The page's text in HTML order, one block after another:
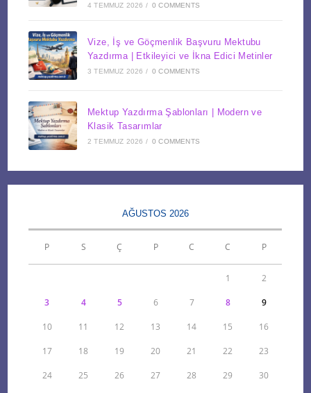
4 TEMMUZ 2026 / 0 COMMENTS
Vize, İş ve Göçmenlik Başvuru Mektubu
Yazdırma | Etkileyici ve İkna Edici Metinler
3 TEMMUZ 2026 / 0 COMMENTS
Mektup Yazdırma Şablonları | Modern ve
Klasik Tasarımlar
2 TEMMUZ 2026 / 0 COMMENTS
AĞUSTOS 2026
P S Ç P C C P
1 2
3 4 5 6 7 8 9
10 11 12 13 14 15 16
17 18 19 20 21 22 23
24 25 26 27 28 29 30